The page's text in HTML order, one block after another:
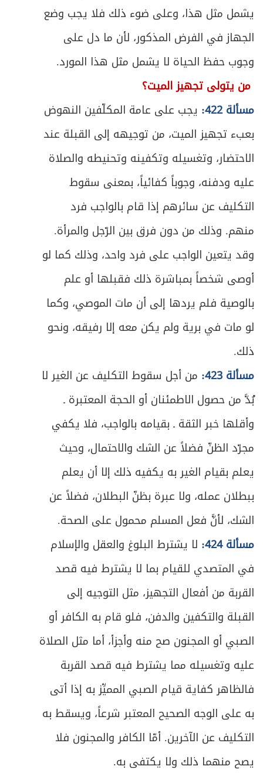
يشمل مثل هذا، وعلى ضوء ذلك فلا يجب وضع
الجهاز في الفرض المذكور، لأن ما دل على
وجوب حفظ الحياة لا يشمل مثل هذا المورد.
من يتولى تجهيز الميت؟
مسألة 422:
يجب على عامة المكلّفين النهوض
بعبء تجهيز الميت، من توجيهه إلى القبلة عند
الاحتضار، وتغسيله وتكفينه وتحنيطه والصلاة
عليه ودفنه، وجوباً كفائياً، بمعنى سقوط
التكليف عن سائرهم إذا قام بالواجب فرد
منهم. وذلك من دون فرق بين الرّجل والمرأة.
وقد يتعين الواجب على فرد واحد، وذلك كما لو
أوصى شخصاً بمباشرة ذلك فقبلها أو علم
بالوصية فلم يردها إلى أن مات الموصي، وكما
لو مات في برية ولم يكن معه إلا رفيقه، ونحو
ذلك.
مسألة 423:
من أجل سقوط التكليف عن الغير لا
بُدَّ من حصول الاطمئنان أو الحجة المعتبرة ـ
وأقلها خبر الثقة ـ بقيامه بالواجب، فلا يكفي
مجرّد الظنّ فضلاً عن الشك والاحتمال، وحيث
يعلم بقيام الغير به يكفيه ذلك إلا أن يعلم
ببطلان عمله، ولا عبرة بظنّ البطلان، فضلاً عن
الشك، لأنَّ فعل المسلم محمول على الصحة.
مسألة 424:
لا يشترط البلوغ والعقل والإسلام
في المتصدي للقيام بما لا يشترط فيه قصد
القربة من أفعال التجهيز، مثل التوجيه إلى
القبلة والتكفين والدفن، فلو قام به الكافر أو
الصبي أو المجنون صح منه وأجزأ، أما مثل الصلاة
عليه وتغسيله مما يشترط فيه قصد القربة
فالظاهر كفاية قيام الصبي المميِّز به إذا أتى
به على الوجه الصحيح المعتبر شرعاً، ويسقط به
التكليف عن الآخرين. أمّا الكافر والمجنون فلا
يصح منهما ذلك ولا يكتفى به.
577 الفصل الثاني: في أحكام دفع الخمس
ص
579 المبحث الأول ـ في أوصاف المستحق
ص582
586 المبحث الثالث ـ في أحكام تلف الخمس
ص591
الباب السادس - في الأمر بالمعروف والنهي عن
المنكر
ص
593 المبحث الأول ـ في من يجب عليه الأمر والنهي
596 المبحث الثاني ـ في من يجب أمره ونهيه
598 المبحث الثالث ـ في مراتب الأمر والنهي
ص601 المبحث الرابع ـ في أحكام الأمر والنهي
611 الباب السابع- في أحكام الدفاع
ص 612
ومُتعلَّقاتها
ص
618 المبحث الثاني ـ في الدفاع عن الوطن